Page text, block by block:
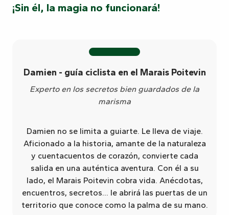
¡Sin él, la magia no funcionará!
Damien - guía ciclista en el Marais Poitevin
Experto en los secretos bien guardados de la
marisma
Damien no se limita a guiarte. Le lleva de viaje.
Aficionado a la historia, amante de la naturaleza
y cuentacuentos de corazón, convierte cada
salida en una auténtica aventura. Con él a su
lado, el Marais Poitevin cobra vida. Anécdotas,
encuentros, secretos... le abrirá las puertas de un
territorio que conoce como la palma de su mano.